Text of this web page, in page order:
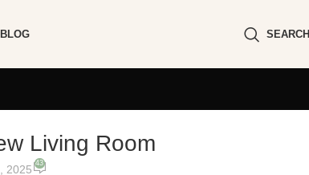
BLOG SEARCH
Living Room
2025 43